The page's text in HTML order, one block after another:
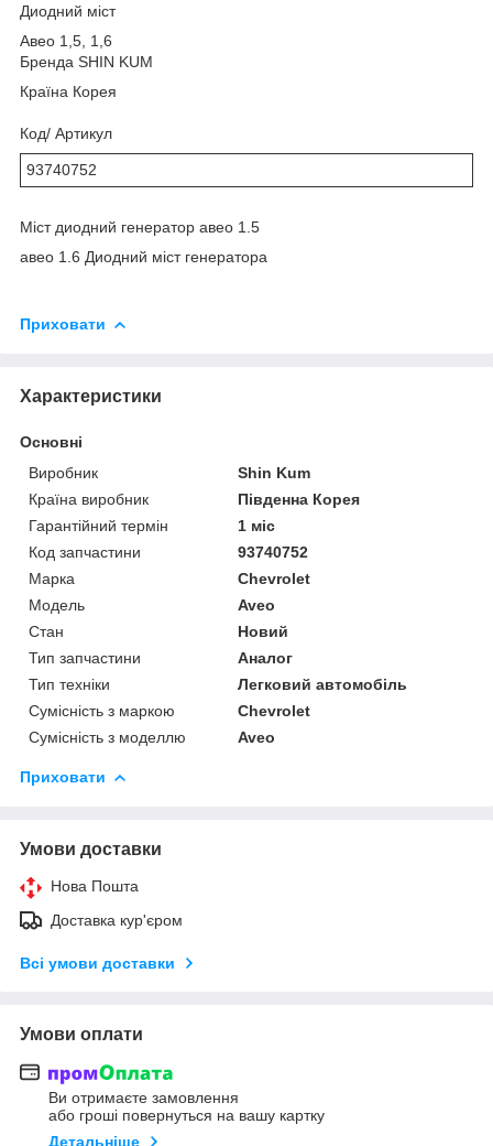
Диодний міст
Авео 1,5, 1,6
Бренда SHIN KUM
Країна Корея
Код/ Артикул
93740752
Міст диодний генератор авео 1.5
авео 1.6 Диодний міст генератора
Приховати
Характеристики
Основні
Виробник
Shin Kum
Країна виробник
Південна Корея
Гарантійний термін
1 міс
Код запчастини
93740752
Марка
Chevrolet
Модель
Aveo
Стан
Новий
Тип запчастини
Аналог
Тип техніки
Легковий автомобіль
Сумісність з маркою
Chevrolet
Сумісність з моделлю
Aveo
Приховати
Умови доставки
Нова Пошта
Доставка кур'єром
Всі умови доставки
Умови оплати
Ви отримаєте замовлення
або гроші повернуться на вашу картку
Детальніше